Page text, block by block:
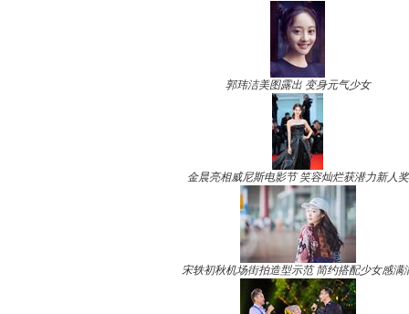
郭玮洁美图露出 变身元气少女
金晨亮相威尼斯电影节 笑容灿烂获潜力新人奖
宋轶初秋机场街拍造型示范 简约搭配少女感满